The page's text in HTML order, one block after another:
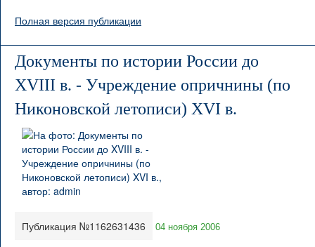
Полная версия публикации
Документы по истории России до
XVIII в. - Учреждение опричнины (по
Никоновской летописи) XVI в.
Публикация №1162631436 04 ноября 2006